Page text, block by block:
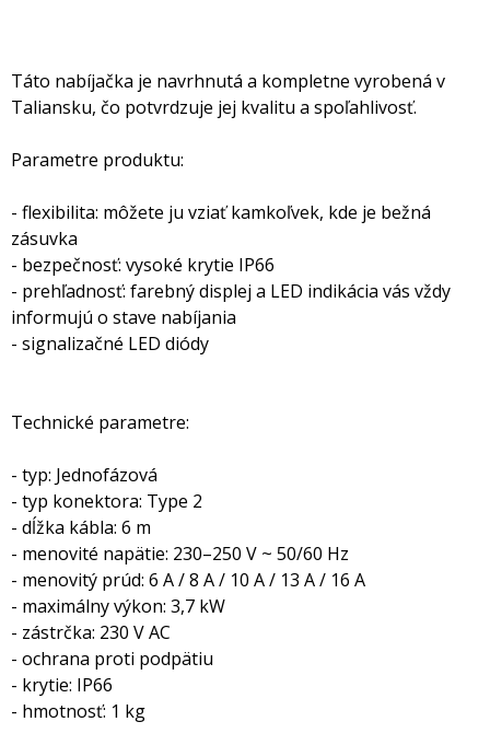
Táto nabíjačka je navrhnutá a kompletne vyrobená v
Taliansku, čo potvrdzuje jej kvalitu a spoľahlivosť.
Parametre produktu:
- flexibilita: môžete ju vziať kamkoľvek, kde je bežná
zásuvka
- bezpečnosť: vysoké krytie IP66
- prehľadnosť: farebný displej a LED indikácia vás vždy
informujú o stave nabíjania
- signalizačné LED diódy
Technické parametre:
- typ: Jednofázová
- typ konektora: Type 2
- dĺžka kábla: 6 m
- menovité napätie: 230–250 V ~ 50/60 Hz
- menovitý prúd: 6 A / 8 A / 10 A / 13 A / 16 A
- maximálny výkon: 3,7 kW
- zástrčka: 230 V AC
- ochrana proti podpätiu
- krytie: IP66
- hmotnosť: 1 kg